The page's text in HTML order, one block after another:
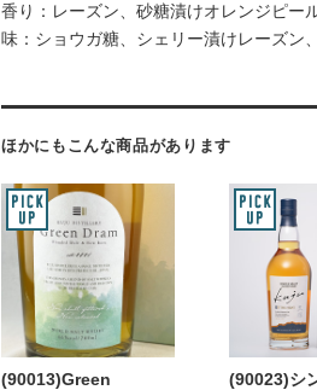
香り：レーズン、砂糖漬けオレンジピー
味：ショウガ糖、シェリー漬けレーズン
ほかにもこんな商品があります
(90013)Green
(90023)シ